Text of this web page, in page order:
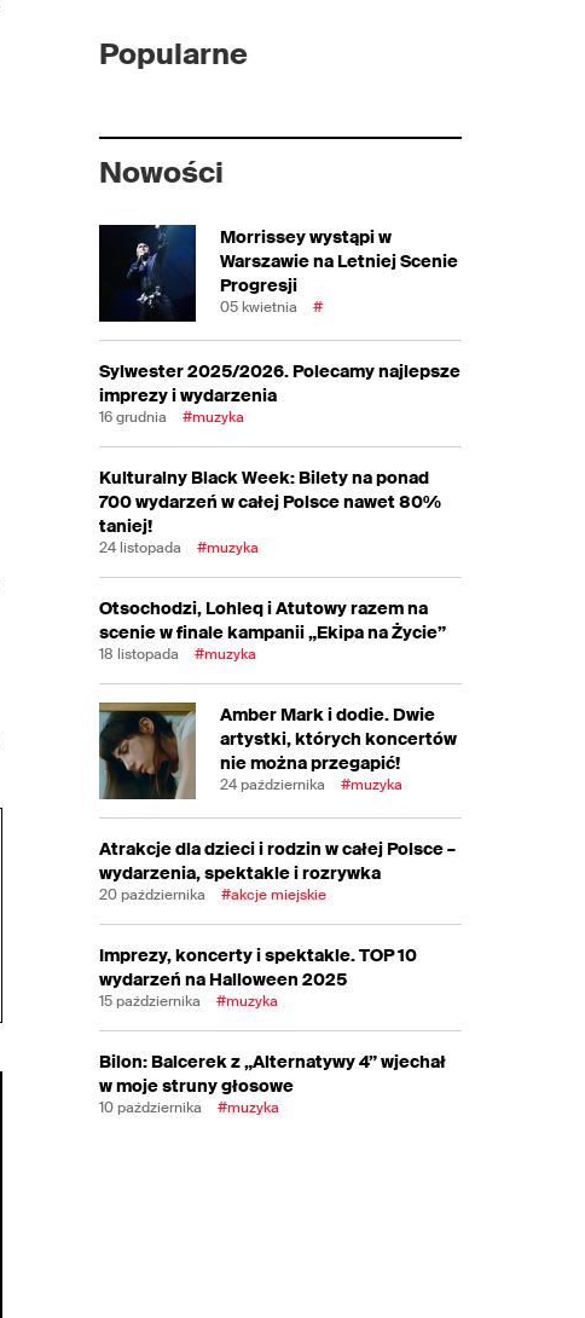
Popularne
Nowości
Morrissey wystąpi w
Warszawie na Letniej Scenie
Progresji
05 kwietnia #
Sylwester 2025/2026. Polecamy najlepsze
imprezy i wydarzenia
16 grudnia #muzyka
Kulturalny Black Week: Bilety na ponad
700 wydarzeń w całej Polsce nawet 80%
taniej!
24 listopada #muzyka
Otsochodzi, Lohleq i Atutowy razem na
scenie w finale kampanii „Ekipa na Życie”
18 listopada #muzyka
Amber Mark i dodie. Dwie
artystki, których koncertów
nie można przegapić!
24 października #muzyka
Atrakcje dla dzieci i rodzin w całej Polsce –
wydarzenia, spektakle i rozrywka
20 października #akcje miejskie
Imprezy, koncerty i spektakle. TOP 10
wydarzeń na Halloween 2025
15 października #muzyka
Bilon: Balcerek z „Alternatywy 4” wjechał
w moje struny głosowe
10 października #muzyka